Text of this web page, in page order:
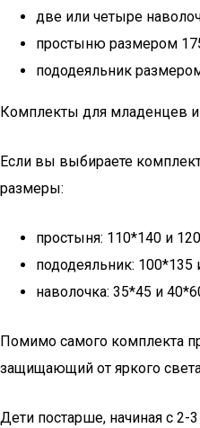
две или четыре
простыню размером
пододеяльник
Комплекты для младенцев и
Если вы выбираете
размеры:
простыня: 110*140 и
пододеяльник: 100*135
наволочка: 35*45 и
Помимо самого комплекта
защищающий от яркого
Дети постарше, начиная с 2-